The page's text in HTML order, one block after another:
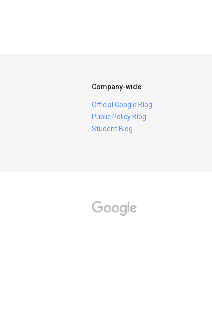
Company-wide
Official Google Blog
Public Policy Blog
Student Blog